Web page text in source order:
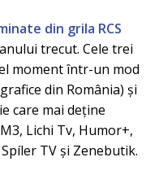
din grila RCS
trecut. Cele trei
moment într-un mod
din România) și
care mai deține
Lichi Tv, Humor+,
TV și Zenebutik.